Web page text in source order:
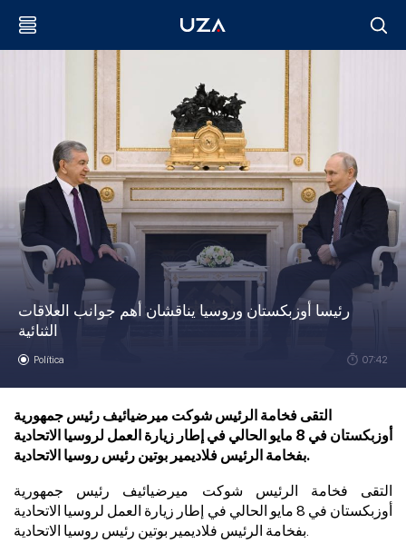
رئيسا أوزبكستان وروسيا يناقشان أهم جوانب العلاقات
الثنائية
Política 07:42
التقى فخامة الرئيس شوكت ميرضيائيف رئيس جمهورية
أوزبكستان في 8 مايو الحالي في إطار زيارة العمل لروسيا الاتحادية
بفخامة الرئيس فلاديمير بوتين رئيس روسيا الاتحادية.
التقى فخامة الرئيس شوكت ميرضيائيف رئيس جمهورية
أوزبكستان في 8 مايو الحالي في إطار زيارة العمل لروسيا الاتحادية
بفخامة الرئيس فلاديمير بوتين رئيس روسيا الاتحادية.